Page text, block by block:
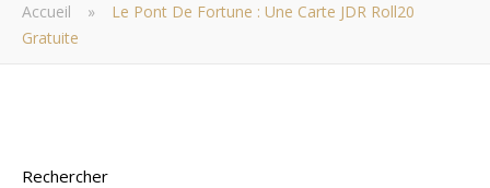
Accueil »
Le Pont De Fortune : Une Carte JDR Roll20
Gratuite
Rechercher